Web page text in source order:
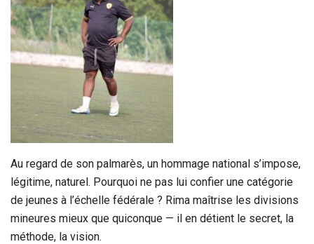
Au regard de son palmarès, un hommage national s’impose,
légitime, naturel. Pourquoi ne pas lui confier une catégorie
de jeunes à l’échelle fédérale ? Rima maîtrise les divisions
mineures mieux que quiconque — il en détient le secret, la
méthode, la vision.